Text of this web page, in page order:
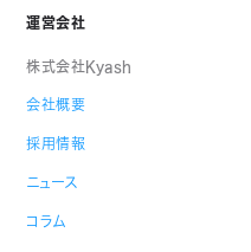
運営会社
株式会社Kyash
会社概要
採用情報
ニュース
コラム